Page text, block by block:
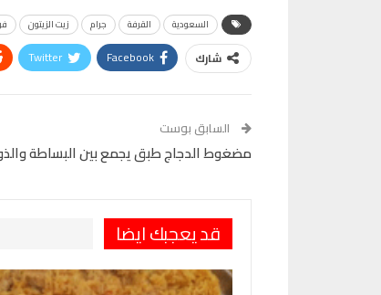
السعودية القرفة جرام زيت الزيتون
شارك Facebook
Twitter
السابق بوست
مضغوط الدجاج طبق يجمع بين البساطة
قد يعجبك ايضا